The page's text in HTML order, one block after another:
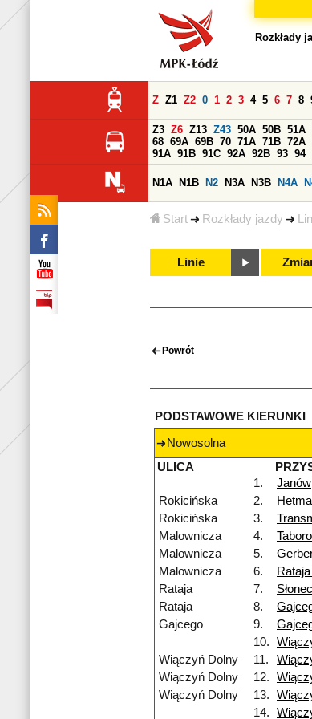
Start Rozkłady jazdy
Rozkłady
Z Z1 Z2 0 1 2 3 4 5 6 7 8
Z3 Z6 Z13 Z43 50A 50B 51A
68 69A 69B 70 71A 71B 72A
91A 91B 91C 92A 92B 93 94
N1A N1B N2 N3A N3B N4A
Linie
Powrót
PODSTAWOWE KIERUNKI
Nowosolna
ULICA
1.
Janów
Rokicińska
2.
Rokicińska
3.
Malownicza
4.
Malownicza
5.
Malownicza
6.
Rataja
7.
Rataja
8.
Gajcego
9.
10.
Wiączyń Dolny
11.
Wiączyń Dolny
12.
Wiączyń Dolny
13.
14.